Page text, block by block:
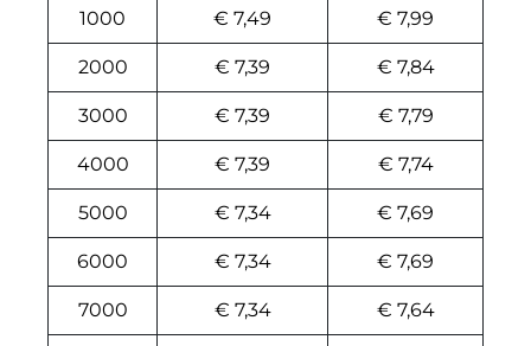
1000 € 7,49 € 7,99
2000 € 7,39 € 7,84
3000 € 7,39 € 7,79
4000 € 7,39 € 7,74
5000 € 7,34 € 7,69
6000 € 7,34 € 7,69
7000 € 7,34 € 7,64